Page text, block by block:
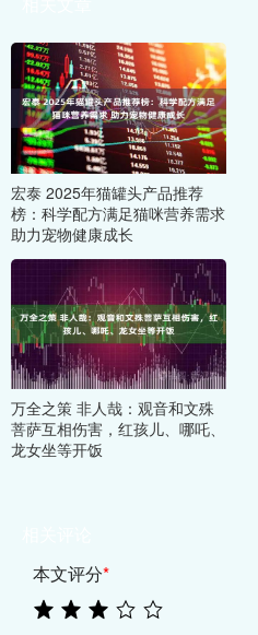
宏泰 2025年猫罐头产品推荐
榜：科学配方满足猫咪营养需求
助力宠物健康成长
万全之策 非人哉：观音和文殊
菩萨互相伤害，红孩儿、哪吒、
龙女坐等开饭
本文评分*